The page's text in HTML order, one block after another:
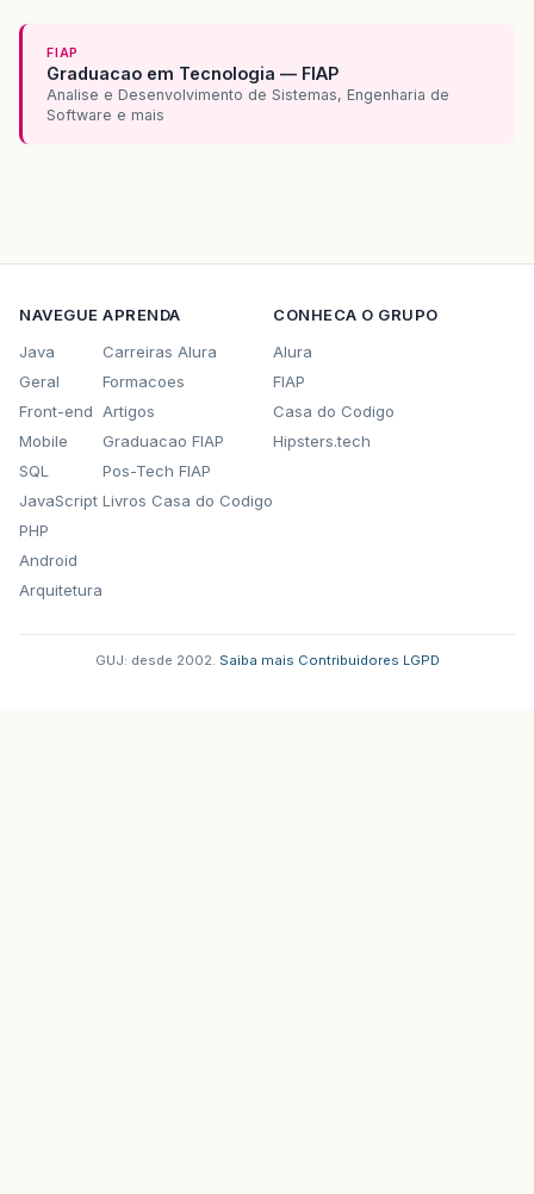
FIAP
Graduacao em Tecnologia — FIAP
Analise e Desenvolvimento de Sistemas, Engenharia de
Software e mais
NAVEGUE
Java
Geral
Front-end
Mobile
SQL
JavaScript
PHP
Android
Arquitetura
APRENDA
Carreiras Alura
Formacoes
Artigos
Graduacao FIAP
Pos-Tech FIAP
Livros Casa do Codigo
CONHECA O GRUPO
Alura
FIAP
Casa do Codigo
Hipsters.tech
GUJ: desde 2002. Saiba mais Contribuidores LGPD